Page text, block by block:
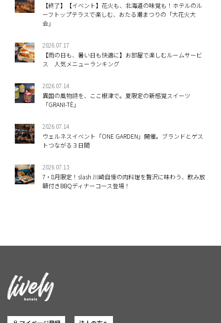
【終了】【イベント】花火も、北海道の味覚も！ホテルのル
ーフトップテラスで楽しむ、おたる潮まつりの「大花火大
会」
2026.07.17
【雨の日も、暑い日も快適に】お部屋で楽しむルームサービ
ス 人気メニューランキング
2026.07.14
異国の風物詩を、ここ根津で。夏限定の新感覚スイーツ
「GRANI-TÈ」
2026.07.14
ウェルネスイベント「ONE GARDEN」開催。ブランドとゲス
トつながる３日間
2026.07.13
7・8月限定！slash 川崎自慢の肉料理を贅沢に味わう、飲み放
題付きBBQディナーコース登場！